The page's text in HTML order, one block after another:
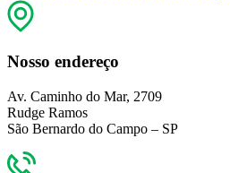
Nosso endereço
Av. Caminho do Mar, 2709
Rudge Ramos
São Bernardo do Campo – SP